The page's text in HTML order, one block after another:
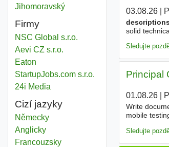
System description
JihomoravskýKraj
Firmy
NSC Global s.r.o.
Aevi CZ s.r.o.
Eaton
StartupJobs.com s.r.o.
24i Media
Cizí jazyky
Německy
Anglicky
Francouzsky
03.08.26|
solid
Sledujte
Principal
01.08.26|
Write
mobile
Sledujte